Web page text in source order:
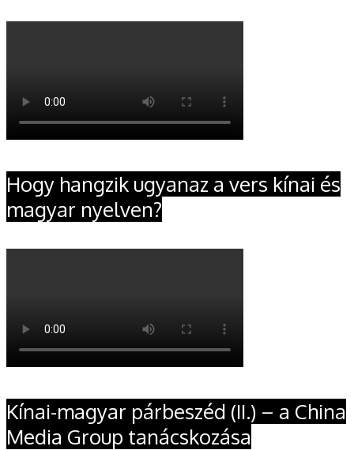
Hogy hangzik ugyanaz a vers kínai és
magyar nyelven?
Kínai-magyar párbeszéd (II.) – a China
Media Group tanácskozása